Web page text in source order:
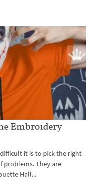
Embroidery
it is to pick the right
problems. They are
Hall...